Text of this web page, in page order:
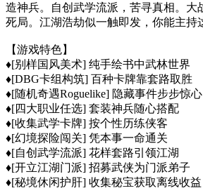
造神兵。自创武学流派，苦寻真相。大
死局。江湖浩劫似一触即发，你能主持
【游戏特色】
♦[别样国风美术] 纯手绘书中武林世界
♦[DBG卡组构筑] 百种卡牌靠套路取胜
♦[随机奇遇Roguelike] 隐藏事件步步惊心
♦[四大职业任选] 套装神兵随心搭配
♦[收集武学卡牌] 按个性历练侠客
♦[幻境探险闯关] 凭本事一命通关
♦[自创武学流派] 花样套路引领江湖
♦[开立江湖门派] 招募武侠为门派弟子
♦[秘境休闲护肝] 收集秘宝获取离线收益